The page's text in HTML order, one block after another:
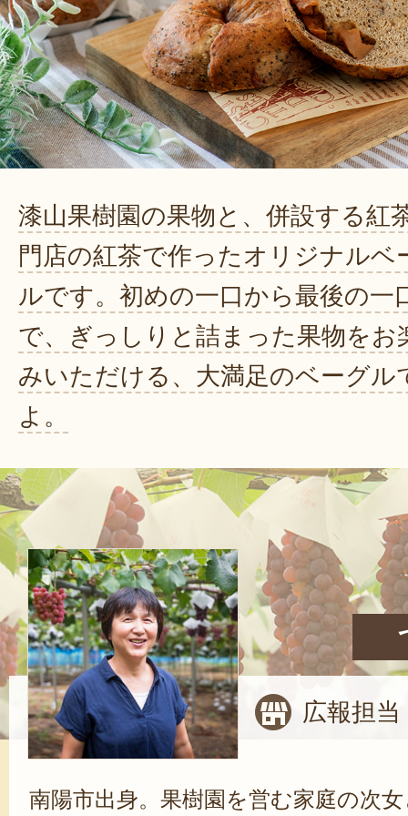
漆山果樹園の果物と、併設する紅
門店の紅茶で作ったオリジナルベ
ルです。初めの一口から最後の一
で、ぎっしりと詰まった果物をお
みいただける、大満足のベーグル
よ。
広報担
南陽市出身。果樹園を営む家庭の次